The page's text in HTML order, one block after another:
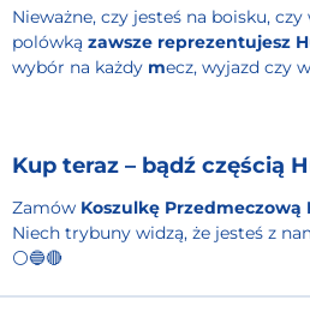
Nieważne, czy jesteś na boisku,
polówką zawsze reprezentujesz
wybór na każdy mecz, wyjazd czy
Kup teraz – bądź częścią
Zamów Koszulkę Przedmeczową
Niech trybuny widzą, że jesteś z
⚪🔵🔴